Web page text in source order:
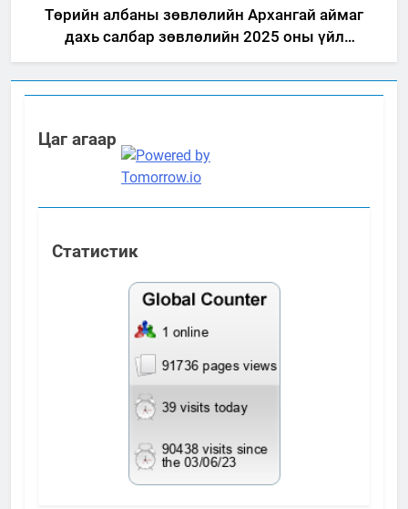
Төрийн албаны зөвлөлийн Архангай аймаг
дахь салбар зөвлөлийн 2025 оны үйл
ажиллагааны жилийн төлөвлөгөө
Цаг агаар
Статистик